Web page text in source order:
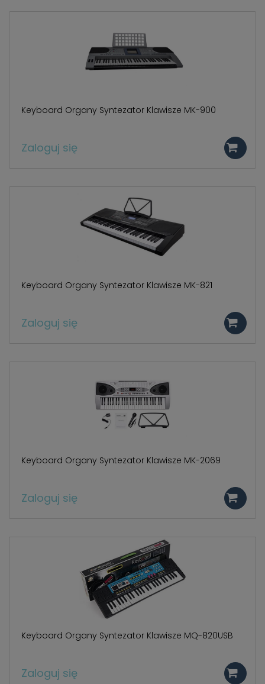
Keyboard Organy Syntezator Klawisze MK-900
Zaloguj się
Keyboard Organy Syntezator Klawisze MK-821
Zaloguj się
Keyboard Organy Syntezator Klawisze MK-2069
Zaloguj się
Keyboard Organy Syntezator Klawisze MQ-820USB
Zaloguj się